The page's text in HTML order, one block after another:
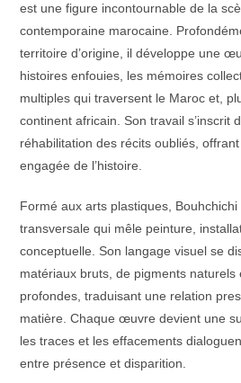
est une figure incontournable de la
contemporaine marocaine.
territoire d’origine, il développe une
histoires enfouies, les mémoires
multiples qui traversent le Maroc et,
continent africain. Son travail s’inscrit
réhabilitation des récits oubliés,
engagée de l’histoire.
Formé aux arts plastiques,
transversale qui mêle peinture,
conceptuelle. Son langage visuel se
matériaux bruts, de pigments naturels
profondes, traduisant une relation
matière. Chaque œuvre devient une
les traces et les effacements
entre présence et disparition.